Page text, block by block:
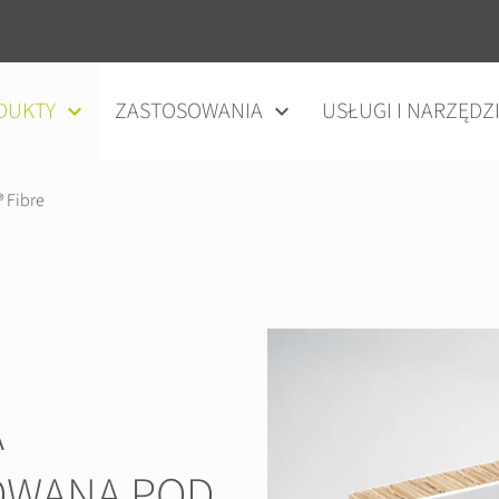
ZASTOSOWANIA USŁUGI I
Fibre